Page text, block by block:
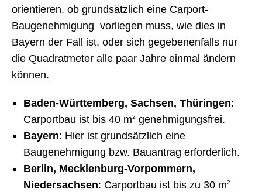
orientieren, ob grundsätzlich eine Carport-
Baugenehmigung vorliegen muss, wie dies in
Bayern der Fall ist, oder sich gegebenenfalls nur
die Quadratmeter alle paar Jahre einmal ändern
können.
Baden-Württemberg, Sachsen, Thüringen:
Carportbau ist bis 40 m2 genehmigungsfrei.
Bayern: Hier ist grundsätzlich eine
Baugenehmigung bzw. Bauantrag erforderlich.
Berlin, Mecklenburg-Vorpommern,
Niedersachsen: Carportbau ist bis zu 30 m2